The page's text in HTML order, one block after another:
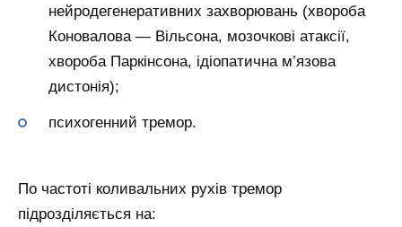
нейродегенеративних захворювань (хвороба
Коновалова — Вільсона, мозочкові атаксії,
хвороба Паркінсона, ідіопатична м’язова
дистонія);
психогенний тремор.
По частоті коливальних рухів тремор
підрозділяється на: